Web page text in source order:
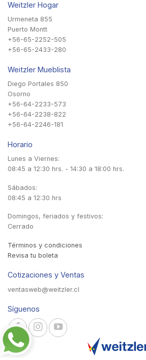
Weitzler Hogar
Urmeneta 855
Puerto Montt
+56-65-2252-505
+56-65-2433-280
Weitzler Mueblista
Diego Portales 850
Osorno
+56-64-2233-573
+56-64-2238-822
+56-64-2246-181
Horario
Lunes a Viernes:
08:45 a 12:30 hrs. - 14:30 a 18:00 hrs.
Sábados:
08:45 a 12:30 hrs
Domingos, feriados y festivos:
Cerrado
Términos y condiciones
Revisa tu boleta
Cotizaciones y Ventas
ventasweb@weitzler.cl
Síguenos